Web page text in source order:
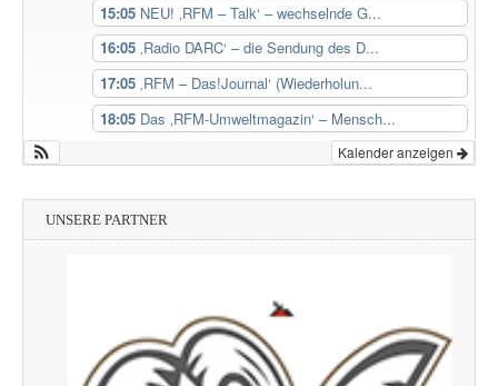
15:05 NEU! ‚RFM – Talk‘ – wechselnde G...
16:05 ‚Radio DARC‘ – die Sendung des D...
17:05 ‚RFM – Das!Journal‘ (Wiederholun...
18:05 Das ‚RFM-Umweltmagazin‘ – Mensch...
Kalender anzeigen
UNSERE PARTNER